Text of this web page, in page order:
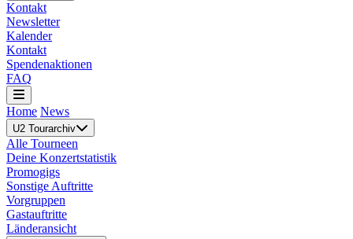
Kontakt
Newsletter
Kalender
Kontakt
Spendenaktionen
FAQ
Home News
U2 Tourarchiv
Alle Tourneen
Deine Konzertstatistik
Promogigs
Sonstige Auftritte
Vorgruppen
Gastauftritte
Länderansicht